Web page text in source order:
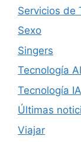
Servicios de
Sexo
Singers
Tecnología AI
Tecnología IA
Últimas
Viajar